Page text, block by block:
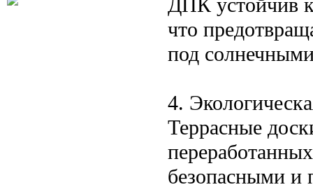
ДПК устойчив
что
под
4.
Террасные
безопасными и